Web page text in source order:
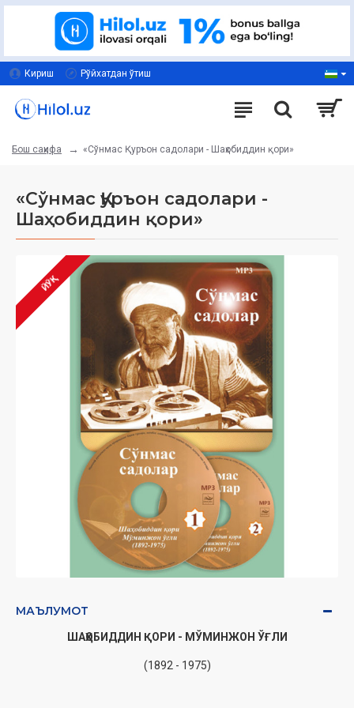
Кириш Рўйхатдан ўтиш
Бош саҳифа «Сўнмас Қуръон садолари - Шаҳобиддин қори»
«Сўнмас Қуръон садолари -
Шаҳобиддин қори»
ЙЎҚ
МАЪЛУМОТ
ШАҲОБИДДИН ҚОРИ - МЎМИНЖОН ЎҒЛИ
(1892 - 1975)